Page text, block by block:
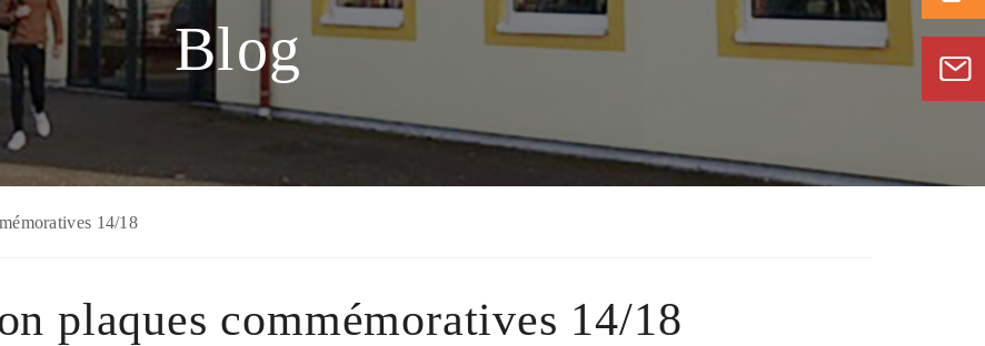
14/18
Blog
plaques commémoratives 14/18